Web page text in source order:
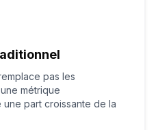
pas les
métrique
part croissante de la